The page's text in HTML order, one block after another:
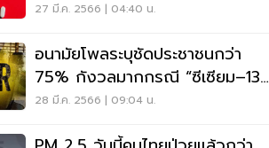
27 มี.ค. 2566 | 04:40 น.
อนามัยโพลระบุชัดประชาชนกว่า
75% กังวลมากกรณี “ซีเซียม–137”
หาย
28 มี.ค. 2566 | 09:04 น.